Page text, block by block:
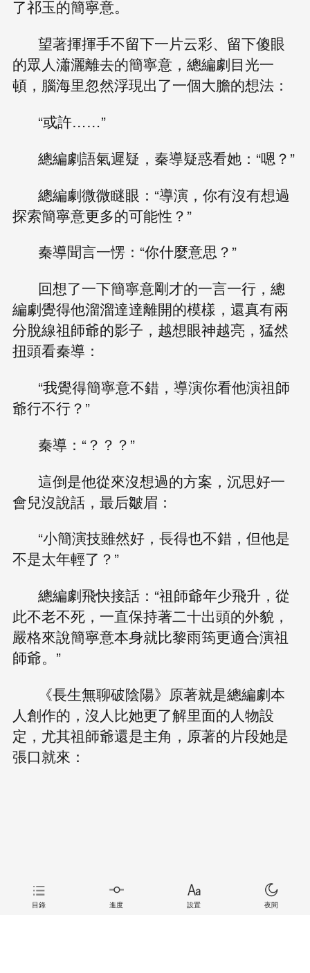
了祁玉的簡寧意。
望著揮揮手不留下一片云彩、留下傻眼
的眾人瀟灑離去的簡寧意，總編劇目光一
頓，腦海里忽然浮現出了一個大膽的想法：
“或許……”
總編劇語氣遲疑，秦導疑惑看她：“嗯？”
總編劇微微瞇眼：“導演，你有沒有想過
探索簡寧意更多的可能性？”
秦導聞言一愣：“你什麼意思？”
回想了一下簡寧意剛才的一言一行，總
編劇覺得他溜溜達達離開的模樣，還真有兩
分脫線祖師爺的影子，越想眼神越亮，猛然
扭頭看秦導：
“我覺得簡寧意不錯，導演你看他演祖師
爺行不行？”
秦導：“？？？”
這倒是他從來沒想過的方案，沉思好一
會兒沒說話，最后皺眉：
“小簡演技雖然好，長得也不錯，但他是
不是太年輕了？”
總編劇飛快接話：“祖師爺年少飛升，從
此不老不死，一直保持著二十出頭的外貌，
嚴格來說簡寧意本身就比黎雨筠更適合演祖
師爺。”
《長生無聊破陰陽》原著就是總編劇本
人創作的，沒人比她更了解里面的人物設
定，尤其祖師爺還是主角，原著的片段她是
張口就來：
目錄 進度 設置 夜間